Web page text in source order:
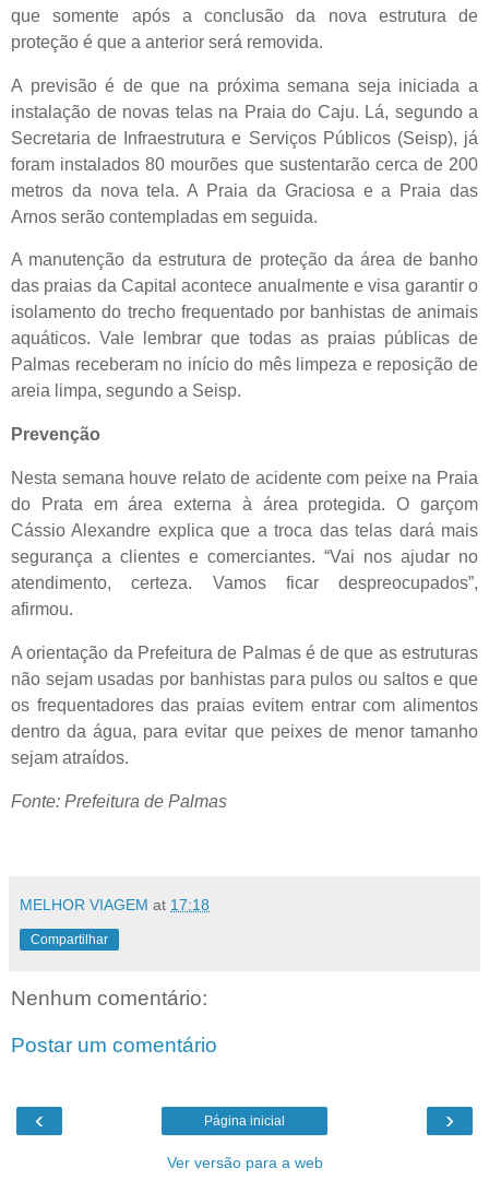
que somente após a conclusão da nova estrutura de
proteção é que a anterior será removida.
A previsão é de que na próxima semana seja iniciada a
instalação de novas telas na Praia do Caju. Lá, segundo a
Secretaria de Infraestrutura e Serviços Públicos (Seisp), já
foram instalados 80 mourões que sustentarão cerca de 200
metros da nova tela. A Praia da Graciosa e a Praia das
Arnos serão contempladas em seguida.
A manutenção da estrutura de proteção da área de banho
das praias da Capital acontece anualmente e visa garantir o
isolamento do trecho frequentado por banhistas de animais
aquáticos. Vale lembrar que todas as praias públicas de
Palmas receberam no início do mês limpeza e reposição de
areia limpa, segundo a Seisp.
Prevenção
Nesta semana houve relato de acidente com peixe na Praia
do Prata em área externa à área protegida. O garçom
Cássio Alexandre explica que a troca das telas dará mais
segurança a clientes e comerciantes. “Vai nos ajudar no
atendimento, certeza. Vamos ficar despreocupados”,
afirmou.
A orientação da Prefeitura de Palmas é de que as estruturas
não sejam usadas por banhistas para pulos ou saltos e que
os frequentadores das praias evitem entrar com alimentos
dentro da água, para evitar que peixes de menor tamanho
sejam atraídos.
Fonte: Prefeitura de Palmas
MELHOR VIAGEM at 17:18
Compartilhar
Nenhum comentário:
Postar um comentário
‹ ›
Página inicial
Ver versão para a web